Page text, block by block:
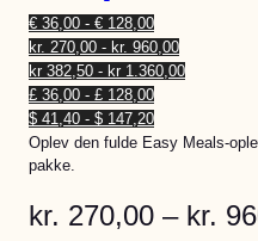
€ 36,00 - € 128,00
kr. 270,00 - kr. 960,00
kr 382,50 - kr 1.360,00
£ 36,00 - £ 128,00
$ 41,40 - $ 147,20
Oplev den fulde Easy Meals-
pakke.
kr. 270,00 – kr.